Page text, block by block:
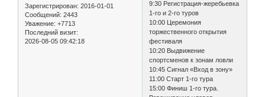
Зарегистрирован: 2016-01-01
Сообщений: 2443
Уважение: +7713
Последний визит:
2026-08-05 09:42:18
9:30 Регистрация-жеребьевка
1-го и 2-го туров
10:00 Церемония
торжественного открытия
фестиваля
10:20 Выдвижение
спортсменов к зонам ловли
10:45 Сигнал «Вход в зону»
11:00 Старт 1-го тура
15:00 Финиш 1-го тура.